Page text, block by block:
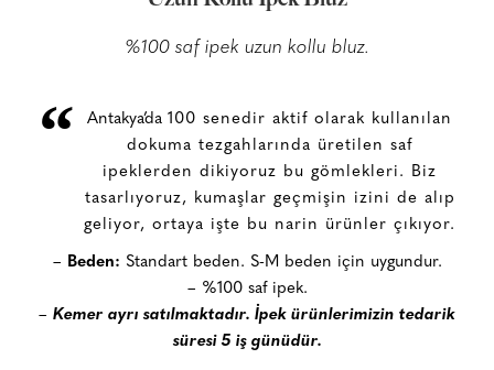
%100 saf ipek uzun kollu bluz.
“ Antakya’da 100 senedir aktif olarak kullanılan
dokuma tezgahlarında üretilen saf
ipeklerden dikiyoruz bu gömlekleri. Biz
tasarlıyoruz, kumaşlar geçmişin izini de alıp
geliyor, ortaya işte bu narin ürünler çıkıyor.
– Beden: Standart beden. S-M beden için uygundur.
– %100 saf ipek.
– Kemer ayrı satılmaktadır. İpek ürünlerimizin tedarik
süresi 5 iş günüdür.